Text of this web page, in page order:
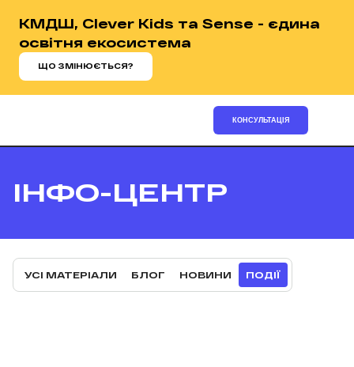
КМДШ, Clever Kids та Sense - єдина
освітня екосистема
ЩО ЗМІНЮЄТЬСЯ?
КОНСУЛЬТАЦІЯ
ІНФО-ЦЕНТР
УСІ МАТЕРІАЛИ БЛОГ НОВИНИ ПОДІЇ